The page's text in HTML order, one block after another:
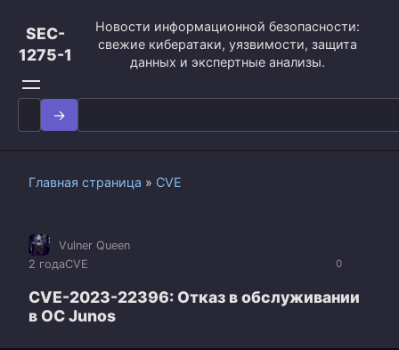
контенту
SEC-
1275-1
Новости информационной безопасности:
свежие кибератаки, уязвимости, защита
данных и экспертные анализы.
Search
for:
Главная страница » CVE
0
Vulner Queen
2 годаCVE
CVE-2023-22396: Отказ в обслуживании
в ОС Junos